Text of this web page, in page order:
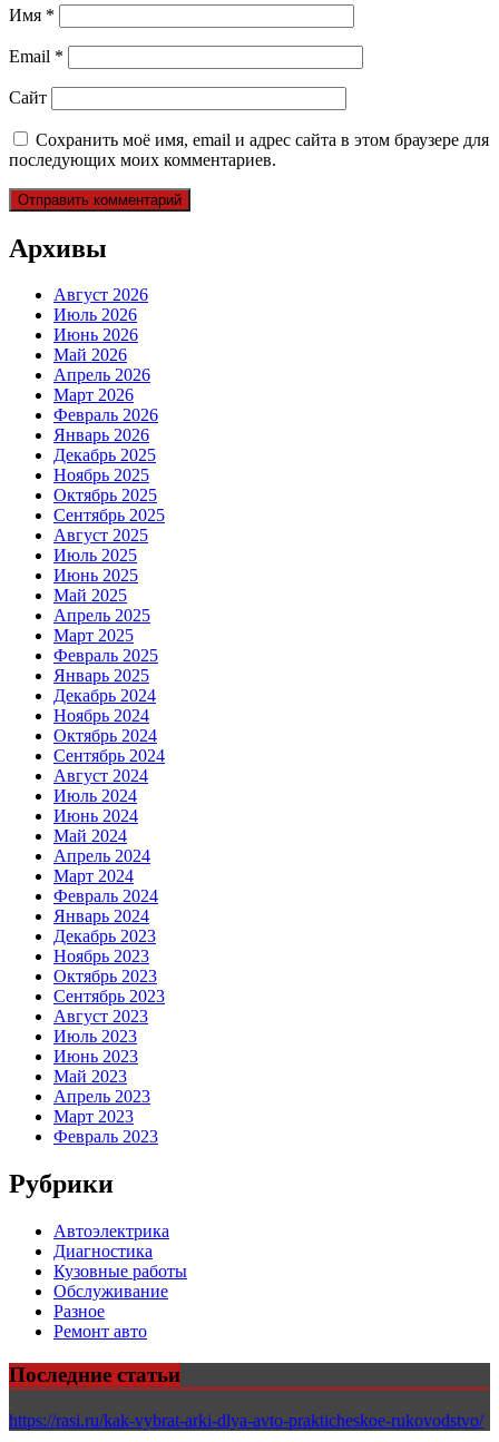
Имя *
Email *
Сайт
Сохранить моё имя, email и адрес сайта в этом браузере для
последующих моих комментариев.
Архивы
Август 2026
Июль 2026
Июнь 2026
Май 2026
Апрель 2026
Март 2026
Февраль 2026
Январь 2026
Декабрь 2025
Ноябрь 2025
Октябрь 2025
Сентябрь 2025
Август 2025
Июль 2025
Июнь 2025
Май 2025
Апрель 2025
Март 2025
Февраль 2025
Январь 2025
Декабрь 2024
Ноябрь 2024
Октябрь 2024
Сентябрь 2024
Август 2024
Июль 2024
Июнь 2024
Май 2024
Апрель 2024
Март 2024
Февраль 2024
Январь 2024
Декабрь 2023
Ноябрь 2023
Октябрь 2023
Сентябрь 2023
Август 2023
Июль 2023
Июнь 2023
Май 2023
Апрель 2023
Март 2023
Февраль 2023
Рубрики
Автоэлектрика
Диагностика
Кузовные работы
Обслуживание
Разное
Ремонт авто
Последние статьи
https://rasi.ru/kak-vybrat-arki-dlya-avto-prakticheskoe-rukovodstvo/